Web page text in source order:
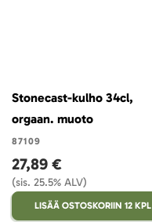
Stonecast-kulho 34cl,
orgaan. muoto
87109
27,89 €
(sis. 25.5% ALV)
LISÄÄ OSTOSKORIIN 12 KPL